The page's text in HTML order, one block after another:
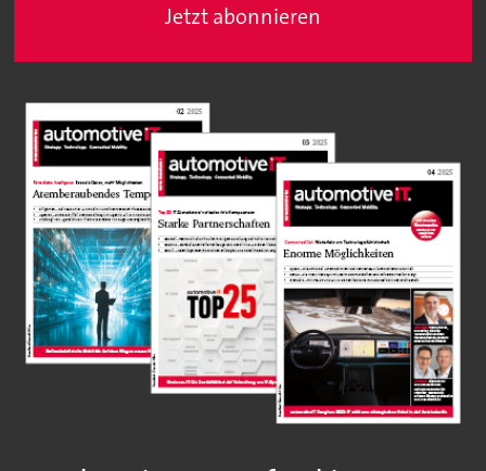
Jetzt abonnieren